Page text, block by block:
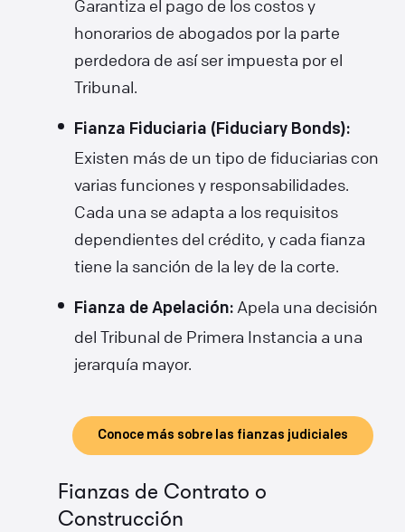
Garantiza el pago de los costos y
honorarios de abogados por la parte
perdedora de así ser impuesta por el
Tribunal.
Fianza Fiduciaria (Fiduciary Bonds):
Existen más de un tipo de fiduciarias con
varias funciones y responsabilidades.
Cada una se adapta a los requisitos
dependientes del crédito, y cada fianza
tiene la sanción de la ley de la corte.
Fianza de Apelación: Apela una decisión
del Tribunal de Primera Instancia a una
jerarquía mayor.
Conoce más sobre las fianzas judiciales
Fianzas de Contrato o
Construcción